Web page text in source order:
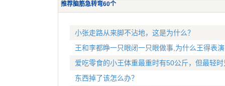
推荐脑筋急转弯60个
小张走路从来脚不沾地，这是为什么？
王和李都睁一只眼闭一只眼做事,为什么王得表
爱吃零食的小王体重最重时有50公斤，但最轻
东西掉了该怎么办？